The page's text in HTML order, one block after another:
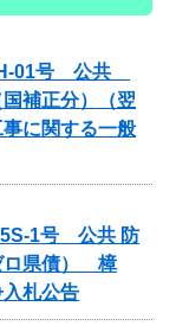
01号 公共
補正分）（翌
に関する一般
1号 公共 防
ロ県債） 樟
札公告